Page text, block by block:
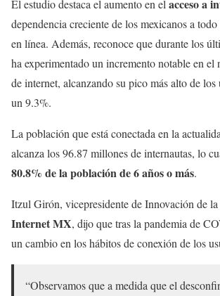
El estudio destaca el aumento en el acceso a
dependencia creciente de los mexicanos a
en línea. Además, reconoce que durante los
ha experimentado un incremento notable en el
de internet, alcanzando su pico más alto de
un 9.3%.
La población que está conectada en la
alcanza los 96.87 millones de internautas, lo
80.8% de la población de 6 años o más.
Itzul Girón, vicepresidente de Innovación de
Internet MX, dijo que tras la pandemia de
un cambio en los hábitos de conexión de los
“Observamos que a medida que el